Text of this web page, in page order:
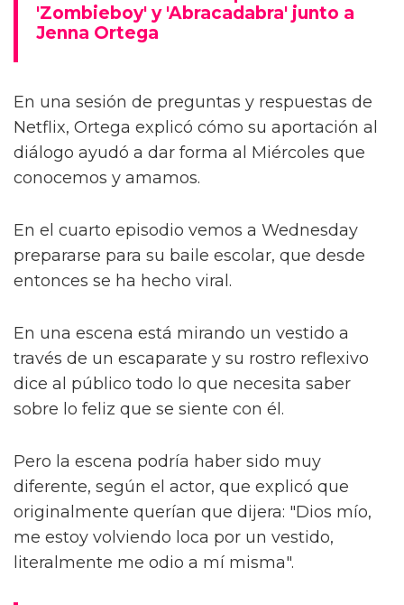
'Zombieboy' y 'Abracadabra' junto a
Jenna Ortega
En una sesión de preguntas y respuestas de
Netflix, Ortega explicó cómo su aportación al
diálogo ayudó a dar forma al Miércoles que
conocemos y amamos.
En el cuarto episodio vemos a Wednesday
prepararse para su baile escolar, que desde
entonces se ha hecho viral.
En una escena está mirando un vestido a
través de un escaparate y su rostro reflexivo
dice al público todo lo que necesita saber
sobre lo feliz que se siente con él.
Pero la escena podría haber sido muy
diferente, según el actor, que explicó que
originalmente querían que dijera: "Dios mío,
me estoy volviendo loca por un vestido,
literalmente me odio a mí misma".